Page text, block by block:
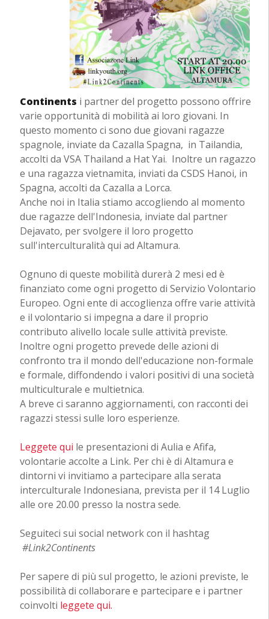
Continents i partner del progetto possono offrire
varie opportunità di mobilità ai loro giovani. In
questo momento ci sono due giovani ragazze
spagnole, inviate da Cazalla Spagna, in Tailandia,
accolti da VSA Thailand a Hat Yai. Inoltre un ragazzo
e una ragazza vietnamita, inviati da CSDS Hanoi, in
Spagna, accolti da Cazalla a Lorca.
Anche noi in Italia stiamo accogliendo al momento
due ragazze dell'Indonesia, inviate dal partner
Dejavato, per svolgere il loro progetto
sull'interculturalità qui ad Altamura.
Ognuno di queste mobilità durerà 2 mesi ed è
finanziato come ogni progetto di Servizio Volontario
Europeo. Ogni ente di accoglienza offre varie attività
e il volontario si impegna a dare il proprio
contributo alivello locale sulle attività previste.
Inoltre ogni progetto prevede delle azioni di
confronto tra il mondo dell'educazione non-formale
e formale, diffondendo i valori positivi di una società
multiculturale e multietnica.
A breve ci saranno aggiornamenti, con racconti dei
ragazzi stessi sulle loro esperienze.
Leggete qui le presentazioni di Aulia e Afifa,
volontarie accolte a Link. Per chi è di Altamura e
dintorni vi invitiamo a partecipare alla serata
interculturale Indonesiana, prevista per il 14 Luglio
alle ore 20.00 presso la nostra sede.
Seguiteci sui social network con il hashtag
#Link2Continents
Per sapere di più sul progetto, le azioni previste, le
possibilità di collaborare e partecipare e i partner
coinvolti leggete qui.